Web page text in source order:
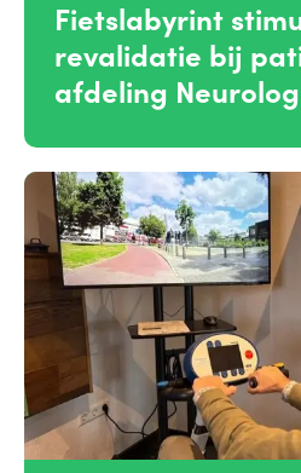
Fietslabyrint
revalidatie bij
afdeling